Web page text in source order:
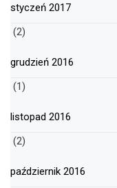
styczeń 2017
(2)
grudzień 2016
(1)
listopad 2016
(2)
październik 2016